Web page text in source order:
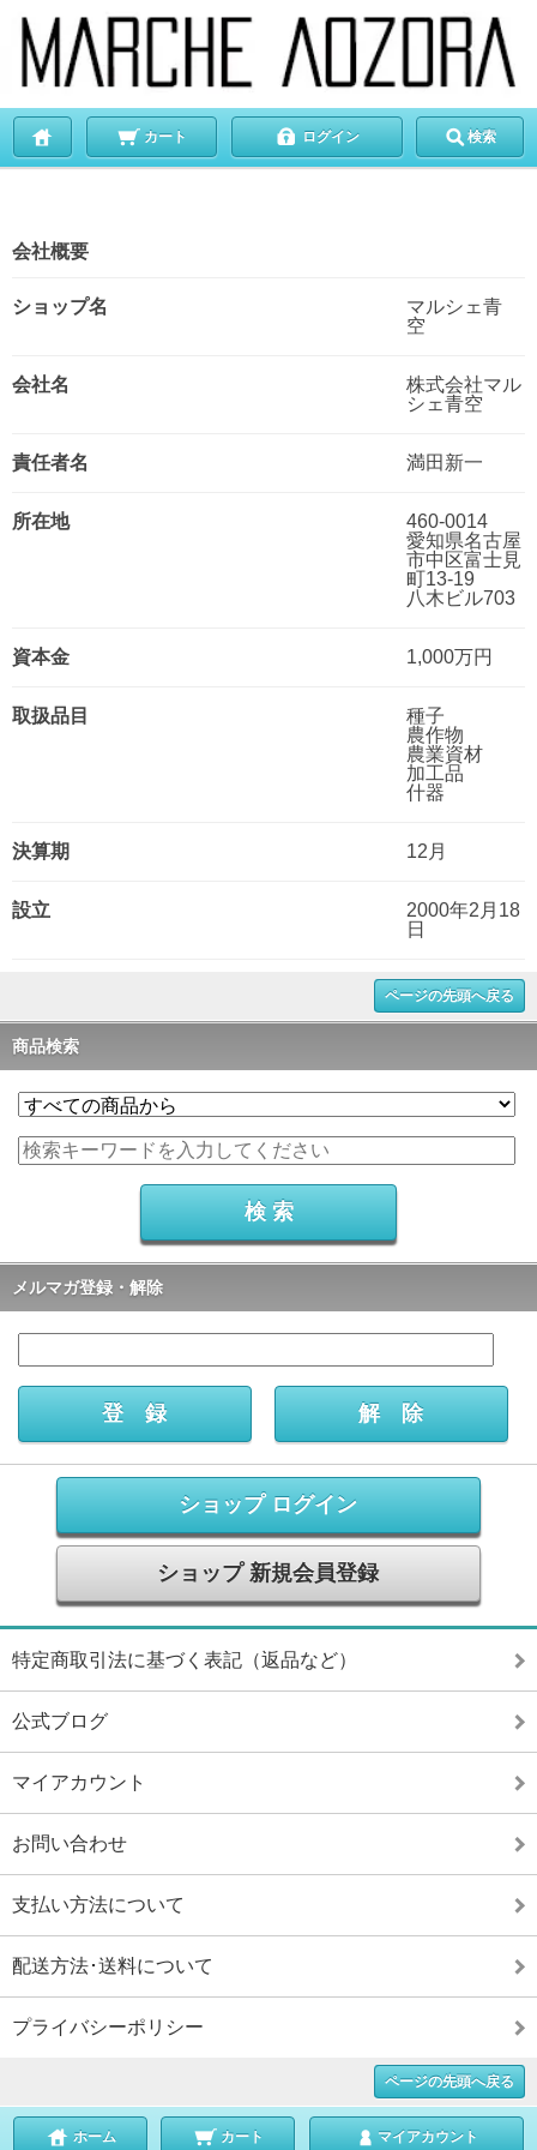
カート ログイン 検索
会社概要
ショップ名
マルシェ青
空
会社名
株式会社マル
シェ青空
責任者名 満田新一
所在地
460-0014
愛知県名古屋
市中区富士見
町13-19
八木ビル703
資本金 1,000万円
取扱品目
種子
農作物
農業資材
加工品
什器
決算期 12月
設立
2000年2月18
日
ページの先頭へ戻る
商品検索
メルマガ登録・解除
ショップ ログイン
ショップ 新規会員登録
特定商取引法に基づく表記（返品など）
公式ブログ
マイアカウント
お問い合わせ
支払い方法について
配送方法･送料について
プライバシーポリシー
ページの先頭へ戻る
ホーム カート マイアカウント